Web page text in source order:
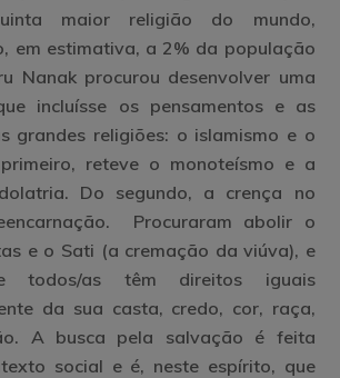
maior religião do mundo,
em estimativa, a 2% da população
Nanak procurou desenvolver uma
incluísse os pensamentos e as
grandes religiões: o islamismo e o
reteve o monoteísmo e a
Do segundo, a crença no
Procuraram abolir o
e o Sati (a cremação da viúva), e
todos/as têm direitos iguais
da sua casta, credo, cor, raça,
A busca pela salvação é feita
social e é, neste espírito, que